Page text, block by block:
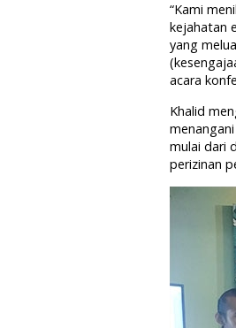
“Kami
kejahatan
yang
acara
Khalid
mulai dari
perizinan